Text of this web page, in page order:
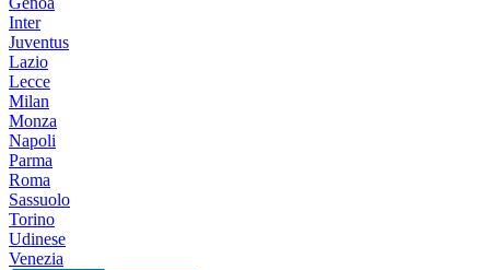
Inter
Juventus
Lazio
Lecce
Milan
Monza
Napoli
Parma
Roma
Sassuolo
Torino
Udinese
Venezia